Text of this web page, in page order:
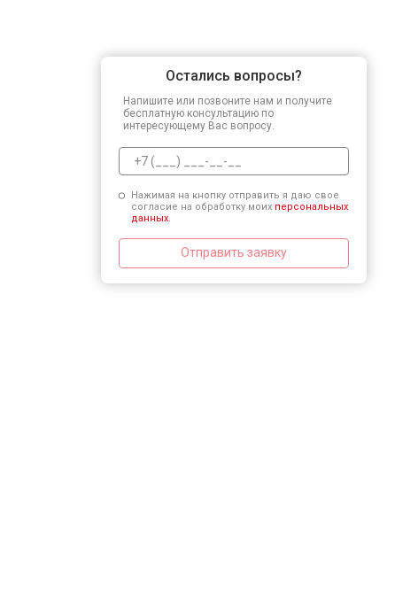
Остались вопросы?
Напишите или позвоните нам и получите
бесплатную консультацию по
интересующему Вас вопросу.
Нажимая на кнопку отправить я даю свое
согласие на обработку моих персональных
данных.
Отправить заявку